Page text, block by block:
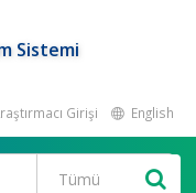
Sistemi
Girişi English